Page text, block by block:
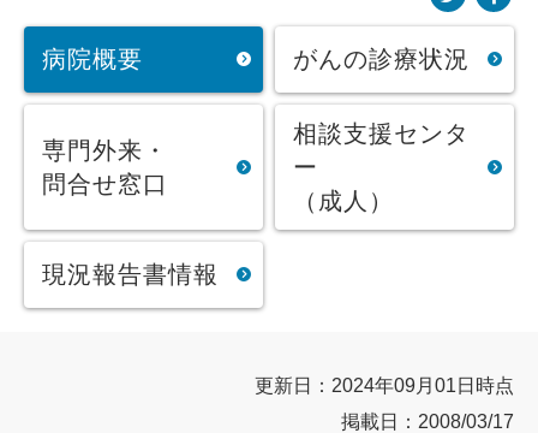
病院概要 がんの診療状況
専門外来・
問合せ窓口
相談支援センタ
ー
（成人）
現況報告書情報
更新日：2024年09月01日時点
掲載日：2008/03/17